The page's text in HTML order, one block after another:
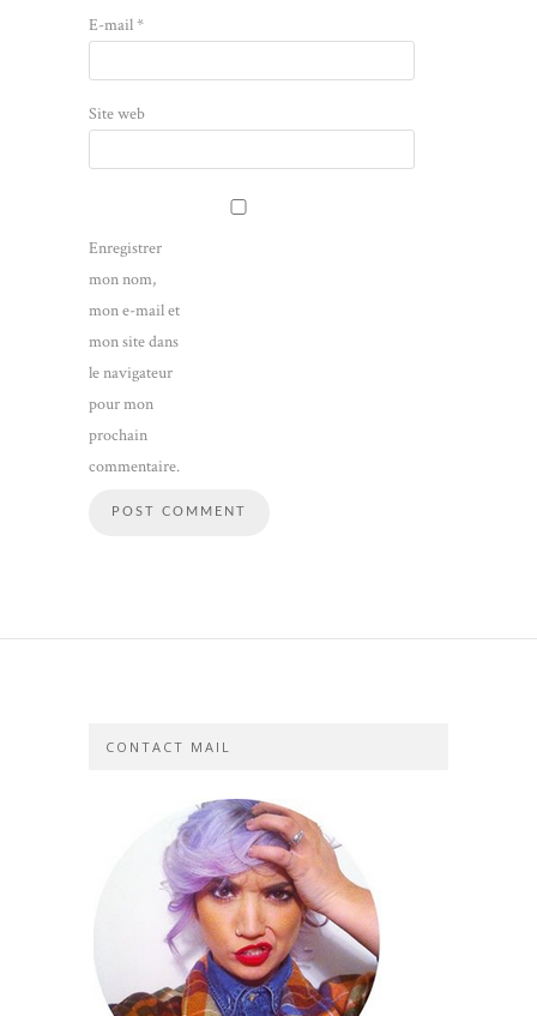
E-mail*
Site web
Enregistrer
mon nom,
mon e-mail et
mon site dans
le navigateur
pour mon
prochain
commentaire.
CONTACT MAIL